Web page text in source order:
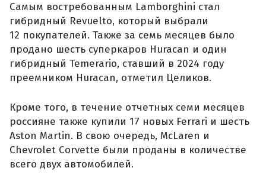
Самым востребованным Lamborghini стал
гибридный Revuelto, который выбрали
12 покупателей. Также за семь месяцев было
продано шесть суперкаров Huracan и один
гибридный Temerario, ставший в 2024 году
преемником Huracan, отметил Целиков.
Кроме того, в течение отчетных семи месяцев
россияне также купили 17 новых Ferrari и шесть
Aston Martin. В свою очередь, McLaren и
Chevrolet Corvette были проданы в количестве
всего двух автомобилей.